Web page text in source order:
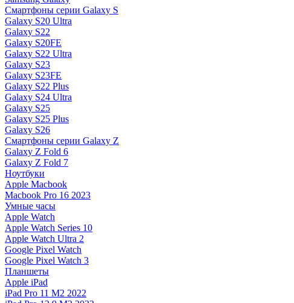
Смартфоны серии Galaxy S
Galaxy S20 Ultra
Galaxy S22
Galaxy S20FE
Galaxy S22 Ultra
Galaxy S23
Galaxy S23FE
Galaxy S22 Plus
Galaxy S24 Ultra
Galaxy S25
Galaxy S25 Plus
Galaxy S26
Смартфоны серии Galaxy Z
Galaxy Z Fold 6
Galaxy Z Fold 7
Ноутбуки
Apple Macbook
Macbook Pro 16 2023
Умные часы
Apple Watch
Apple Watch Series 10
Apple Watch Ultra 2
Google Pixel Watch
Google Pixel Watch 3
Планшеты
Apple iPad
iPad Pro 11 M2 2022